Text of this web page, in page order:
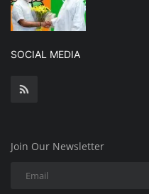
SOCIAL MEDIA
Join Our Newsletter